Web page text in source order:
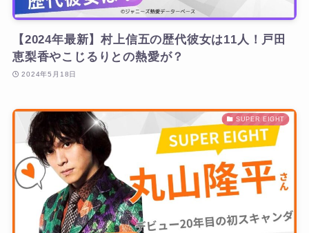
【2024年最新】村上信五の歴代彼女は11人！戸田
恵梨香やこじるりとの熱愛が？
2024年5月18日
SUPER EIGHT